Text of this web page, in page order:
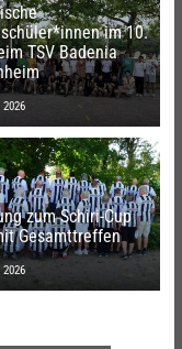
im 10.
TSV Badenia
2026
zum Schiri-Cup
Gesamttreffen
2026